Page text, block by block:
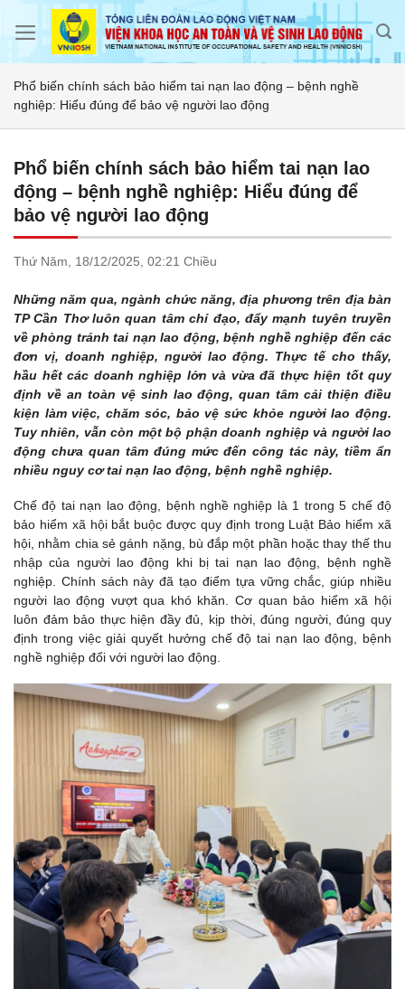
Phổ biến chính sách bảo hiểm tai nạn lao động – bệnh nghề
nghiệp: Hiểu đúng để bảo vệ người lao động
Phổ biến chính sách bảo hiểm tai nạn lao
động – bệnh nghề nghiệp: Hiểu đúng để
bảo vệ người lao động
Thứ Năm, 18/12/2025, 02:21 Chiều
Những năm qua, ngành chức năng, địa phương trên địa bàn
TP Cần Thơ luôn quan tâm chỉ đạo, đẩy mạnh tuyên truyền
về phòng tránh tai nạn lao động, bệnh nghề nghiệp đến các
đơn vị, doanh nghiệp, người lao động. Thực tế cho thấy,
hầu hết các doanh nghiệp lớn và vừa đã thực hiện tốt quy
định về an toàn vệ sinh lao động, quan tâm cải thiện điều
kiện làm việc, chăm sóc, bảo vệ sức khỏe người lao động.
Tuy nhiên, vẫn còn một bộ phận doanh nghiệp và người lao
động chưa quan tâm đúng mức đến công tác này, tiềm ẩn
nhiều nguy cơ tai nạn lao động, bệnh nghề nghiệp.
Chế độ tai nạn lao động, bệnh nghề nghiệp là 1 trong 5 chế độ
bảo hiểm xã hội bắt buộc được quy định trong Luật Bảo hiểm xã
hội, nhằm chia sẻ gánh nặng, bù đắp một phần hoặc thay thế thu
nhập của người lao động khi bị tai nạn lao động, bệnh nghề
nghiệp. Chính sách này đã tạo điểm tựa vững chắc, giúp nhiều
người lao động vượt qua khó khăn. Cơ quan bảo hiểm xã hội
luôn đảm bảo thực hiện đầy đủ, kịp thời, đúng người, đúng quy
định trong việc giải quyết hưởng chế độ tai nạn lao động, bệnh
nghề nghiệp đối với người lao động.